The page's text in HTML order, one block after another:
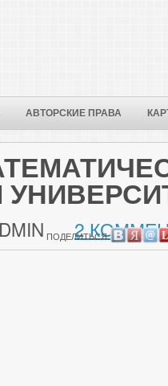
АВТОРСКИЕ ПРАВА
2
ПОДЕЛИТЬСЯ: